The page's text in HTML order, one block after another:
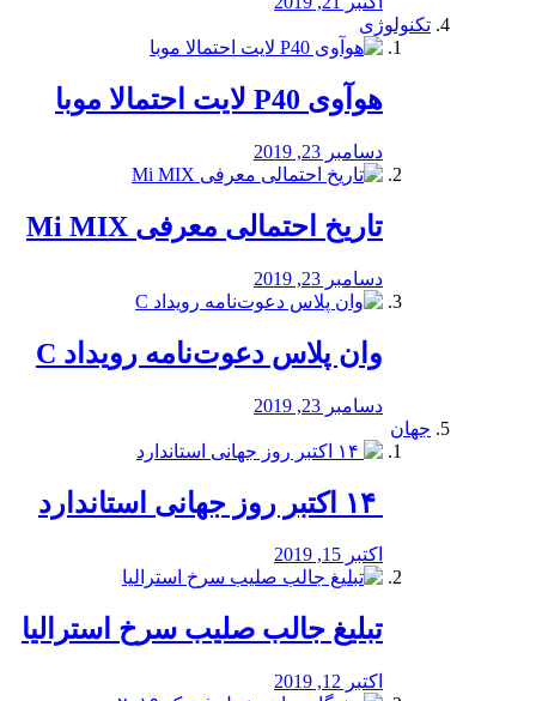
تکنولوژی
هوآوی P40 لایت احتمالا موبا
دسامبر 23, 2019
تاریخ احتمالی معرفی Mi MIX
دسامبر 23, 2019
وان پلاس دعوت‌نامه رویداد C
دسامبر 23, 2019
جهان
اکتبر 15, 2019
تبلیغ جالب صلیب سرخ استرالیا
اکتبر 12, 2019